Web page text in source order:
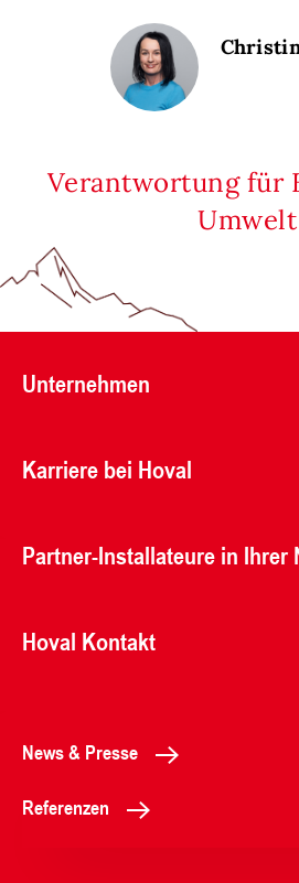
Verantwortung für
Umwelt
Unternehmen
Karriere bei Hoval
Partner-Installateure in Ihrer
Hoval Kontakt
News & Presse
Referenzen